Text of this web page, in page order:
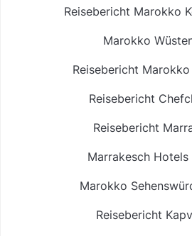
Reisebericht Marokko
Marokko
Reisebericht
Reisebericht
Reisebericht
Marrakesch Hotels
Marokko
Reisebericht